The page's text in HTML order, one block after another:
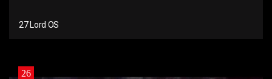
27 Lord OS
26